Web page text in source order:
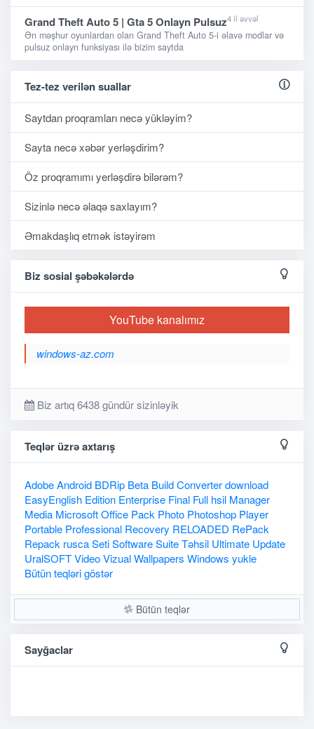
Grand Theft Auto 5 | Gta 5 Onlayn Pulsuz4 il əvvəl
Ən məşhur oyunlardan olan Grand Theft Auto 5-i əlavə modlar və
pulsuz onlayn funksiyası ilə bizim saytda
Tez-tez verilən suallar
Saytdan proqramları necə yükləyim?
Sayta necə xəbər yerləşdirim?
Öz proqramımı yerləşdirə bilərəm?
Sizinlə necə əlaqə saxlayım?
Əmakdaşlıq etmək istəyirəm
Biz sosial şəbəkələrdə
YouTube kanalımız
windows-az.com
Biz artıq 6438 gündür sizinləyik
Teqlər üzrə axtarış
AdobeAndroid BDRip Beta BuildConverterdownload
EasyEnglish Edition Enterprise Final Full hsil Manager
Media MicrosoftOffice Pack Photo Photoshop Player
Portable Professional Recovery RELOADED RePack
Repack ruscaSetiSoftwareSuiteTəhsil Ultimate Update
UralSOFTVideoVizualWallpapers Windows yukle
Bütün teqləri göstər
Bütün teqlər
Sayğaclar